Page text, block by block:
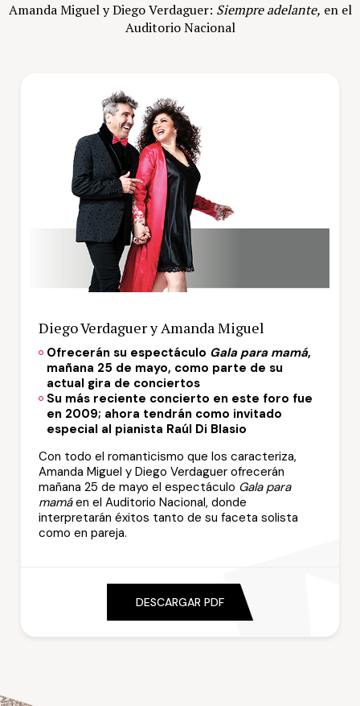
Amanda Miguel y Diego Verdaguer: Siempre adelante, en el
Auditorio Nacional
Diego Verdaguer y Amanda Miguel
Ofrecerán su espectáculo Gala para mamá,
mañana 25 de mayo, como parte de su
actual gira de conciertos
Su más reciente concierto en este foro fue
en 2009; ahora tendrán como invitado
especial al pianista Raúl Di Blasio
Con todo el romanticismo que los caracteriza,
Amanda Miguel y Diego Verdaguer ofrecerán
mañana 25 de mayo el espectáculo Gala para
mamáen el Auditorio Nacional, donde
interpretarán éxitos tanto de su faceta solista
como en pareja.
DESCARGAR PDF